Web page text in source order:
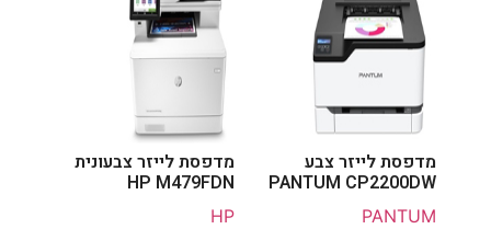
מדפסת לייזר צבע
PANTUM CP2200DW
PANTUM
מדפסת לייזר צבעונית
HP M479FDN
HP